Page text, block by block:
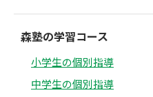
森塾の学習コース
小学生の個別指導
中学生の個別指導